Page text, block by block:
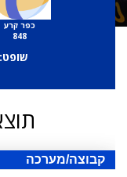
כפר קרע
848
קבוצה/מערכה